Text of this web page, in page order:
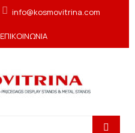
info@kosmovitrina.com
ΕΠΙΚΟΙΝΩΝΙΑ